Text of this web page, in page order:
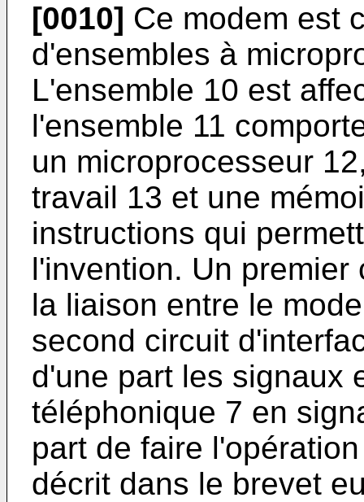
[0010] Ce modem est
d'ensembles à
L'ensemble 10 est
l'ensemble 11
un microprocesseur
travail 13 et une
instructions qui
l'invention. Un
la liaison entre le
second circuit
d'une part les signaux
téléphonique 7 en
part de faire
décrit dans le brevet